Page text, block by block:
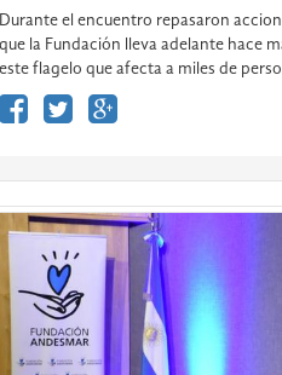
Durante el encuentro repasaron
que la Fundación lleva adelante hace
este flagelo que afecta a miles de